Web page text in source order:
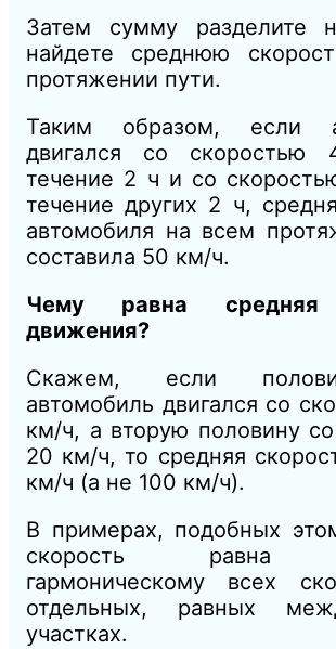
Затем сумму разделите
найдете среднюю
протяжении пути.
Таким образом, если
двигался со
течение 2 ч и со
течение других 2 ч,
автомобиля на всем
составила 50 км/ч.
Чему равна средняя
движения?
Скажем, если
автомобиль двигался со
км/ч, а вторую половину
20 км/ч, то средняя
км/ч (а не 100 км/ч).
В примерах, подобных
скорость равна
гармоническому всех
отдельных, равных
участках.